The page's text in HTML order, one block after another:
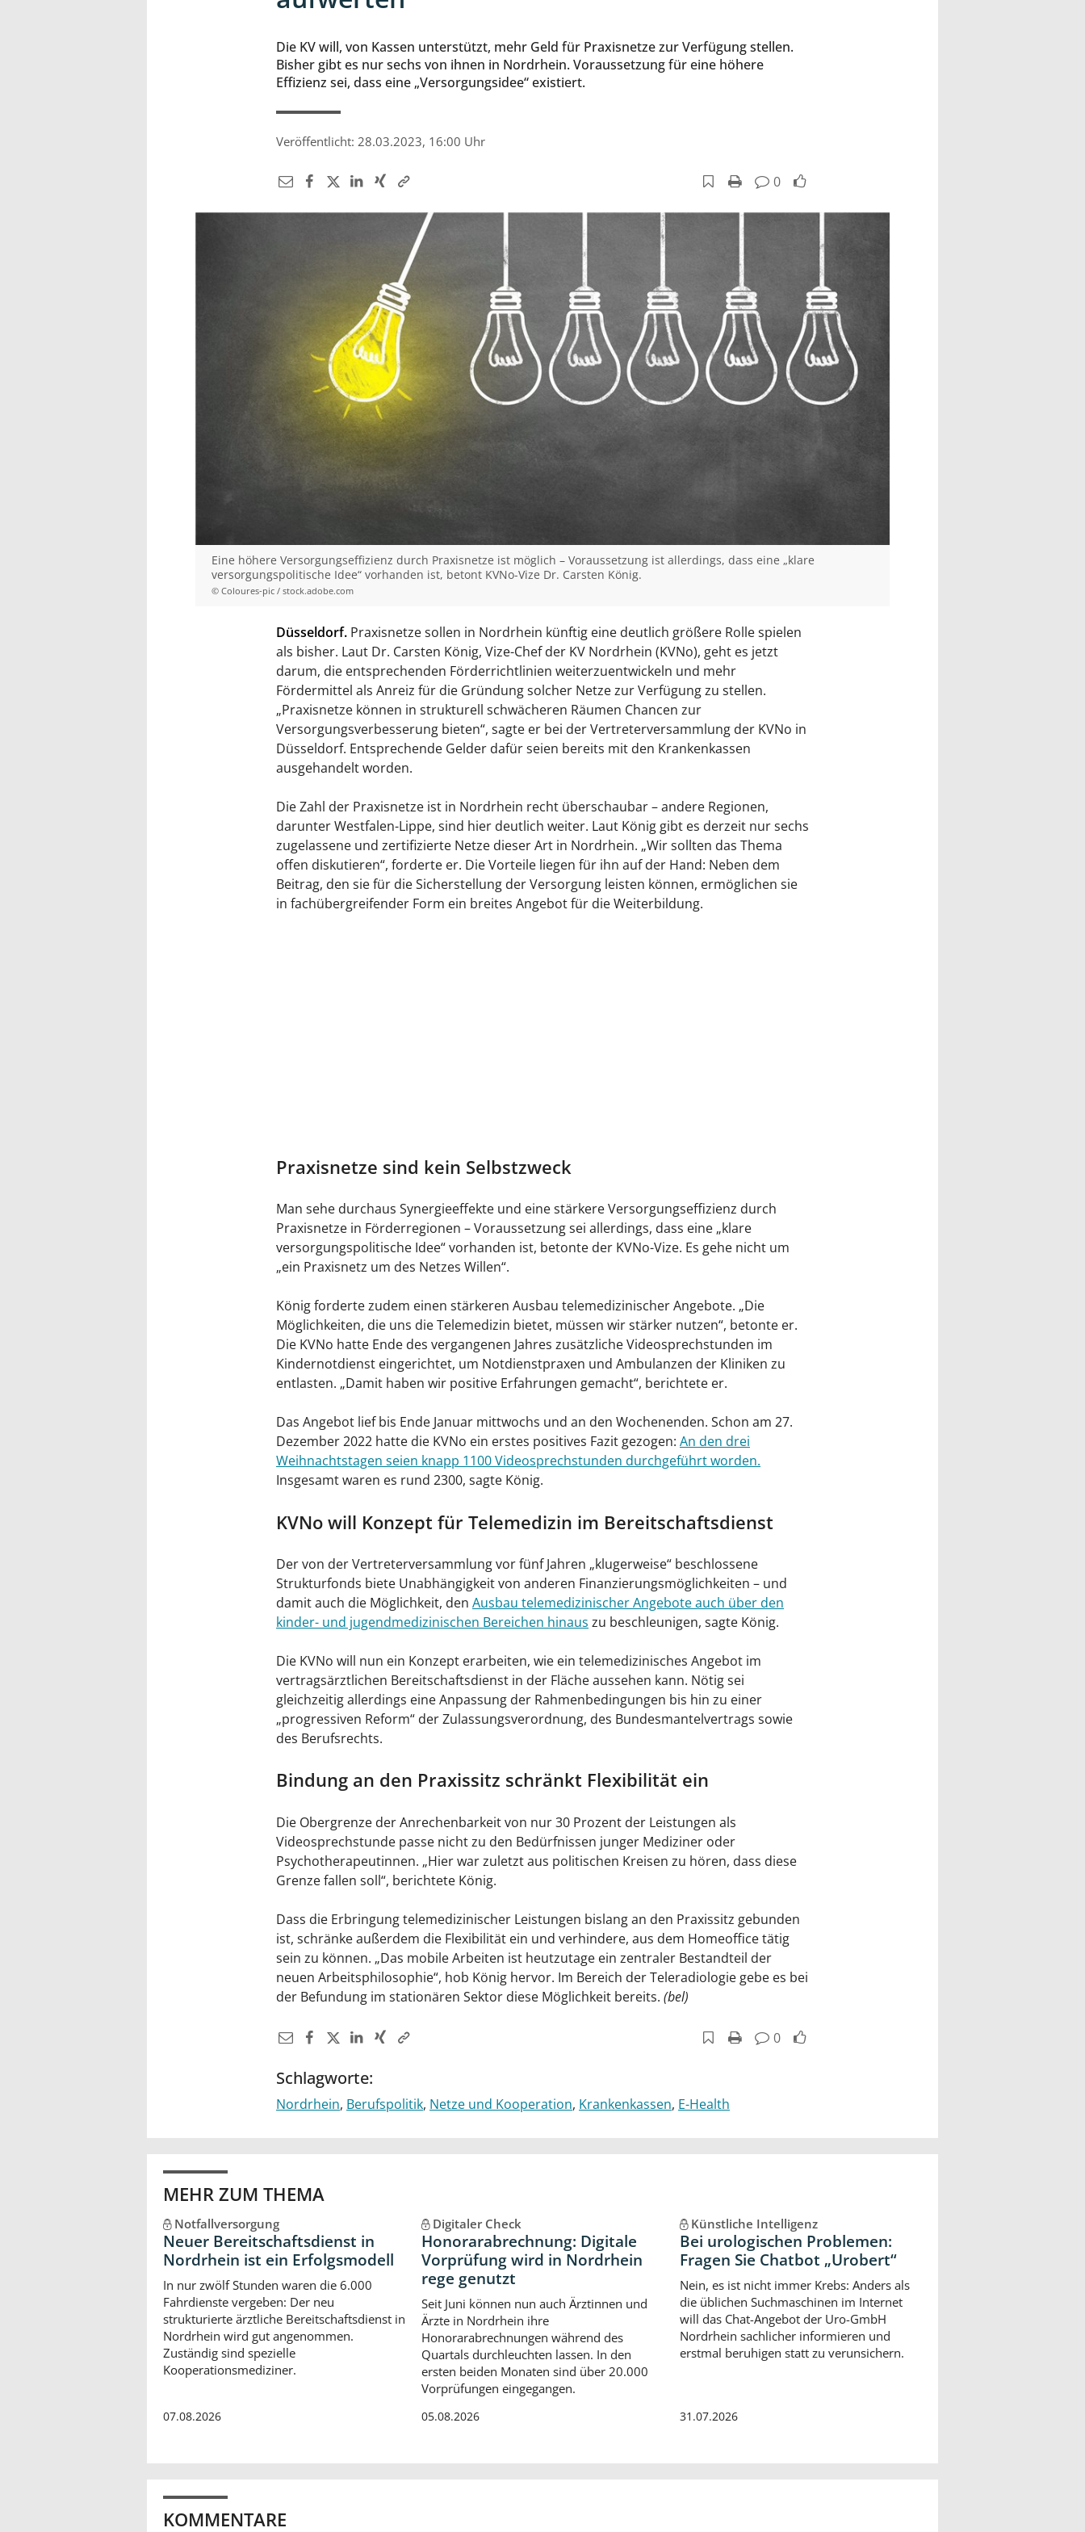
Die KV will, von Kassen unterstützt, mehr Geld für Praxisnetze zur Verfügung stellen.
Bisher gibt es nur sechs von ihnen in Nordrhein. Voraussetzung für eine höhere
Effizienz sei, dass eine „Versorgungsidee“ existiert.
Veröffentlicht: 28.03.2023, 16:00 Uhr
0
Eine höhere Versorgungseffizienz durch Praxisnetze ist möglich – Voraussetzung ist allerdings, dass eine „klare
versorgungspolitische Idee“ vorhanden ist, betont KVNo-Vize Dr. Carsten König.
© Coloures-pic / stock.adobe.com
Düsseldorf. Praxisnetze sollen in Nordrhein künftig eine deutlich größere Rolle spielen
als bisher. Laut Dr. Carsten König, Vize-Chef der KV Nordrhein (KVNo), geht es jetzt
darum, die entsprechenden Förderrichtlinien weiterzuentwickeln und mehr
Fördermittel als Anreiz für die Gründung solcher Netze zur Verfügung zu stellen.
„Praxisnetze können in strukturell schwächeren Räumen Chancen zur
Versorgungsverbesserung bieten“, sagte er bei der Vertreterversammlung der KVNo in
Düsseldorf. Entsprechende Gelder dafür seien bereits mit den Krankenkassen
ausgehandelt worden.
Die Zahl der Praxisnetze ist in Nordrhein recht überschaubar – andere Regionen,
darunter Westfalen-Lippe, sind hier deutlich weiter. Laut König gibt es derzeit nur sechs
zugelassene und zertifizierte Netze dieser Art in Nordrhein. „Wir sollten das Thema
offen diskutieren“, forderte er. Die Vorteile liegen für ihn auf der Hand: Neben dem
Beitrag, den sie für die Sicherstellung der Versorgung leisten können, ermöglichen sie
in fachübergreifender Form ein breites Angebot für die Weiterbildung.
Praxisnetze sind kein Selbstzweck
Man sehe durchaus Synergieeffekte und eine stärkere Versorgungseffizienz durch
Praxisnetze in Förderregionen – Voraussetzung sei allerdings, dass eine „klare
versorgungspolitische Idee“ vorhanden ist, betonte der KVNo-Vize. Es gehe nicht um
„ein Praxisnetz um des Netzes Willen“.
König forderte zudem einen stärkeren Ausbau telemedizinischer Angebote. „Die
Möglichkeiten, die uns die Telemedizin bietet, müssen wir stärker nutzen“, betonte er.
Die KVNo hatte Ende des vergangenen Jahres zusätzliche Videosprechstunden im
Kindernotdienst eingerichtet, um Notdienstpraxen und Ambulanzen der Kliniken zu
entlasten. „Damit haben wir positive Erfahrungen gemacht“, berichtete er.
Das Angebot lief bis Ende Januar mittwochs und an den Wochenenden. Schon am 27.
Dezember 2022 hatte die KVNo ein erstes positives Fazit gezogen: An den drei
Weihnachtstagen seien knapp 1100 Videosprechstunden durchgeführt worden.
Insgesamt waren es rund 2300, sagte König.
KVNo will Konzept für Telemedizin im Bereitschaftsdienst
Der von der Vertreterversammlung vor fünf Jahren „klugerweise“ beschlossene
Strukturfonds biete Unabhängigkeit von anderen Finanzierungsmöglichkeiten – und
damit auch die Möglichkeit, den Ausbau telemedizinischer Angebote auch über den
kinder- und jugendmedizinischen Bereichen hinaus zu beschleunigen, sagte König.
Die KVNo will nun ein Konzept erarbeiten, wie ein telemedizinisches Angebot im
vertragsärztlichen Bereitschaftsdienst in der Fläche aussehen kann. Nötig sei
gleichzeitig allerdings eine Anpassung der Rahmenbedingungen bis hin zu einer
„progressiven Reform“ der Zulassungsverordnung, des Bundesmantelvertrags sowie
des Berufsrechts.
Bindung an den Praxissitz schränkt Flexibilität ein
Die Obergrenze der Anrechenbarkeit von nur 30 Prozent der Leistungen als
Videosprechstunde passe nicht zu den Bedürfnissen junger Mediziner oder
Psychotherapeutinnen. „Hier war zuletzt aus politischen Kreisen zu hören, dass diese
Grenze fallen soll“, berichtete König.
Dass die Erbringung telemedizinischer Leistungen bislang an den Praxissitz gebunden
ist, schränke außerdem die Flexibilität ein und verhindere, aus dem Homeoffice tätig
sein zu können. „Das mobile Arbeiten ist heutzutage ein zentraler Bestandteil der
neuen Arbeitsphilosophie“, hob König hervor. Im Bereich der Teleradiologie gebe es bei
der Befundung im stationären Sektor diese Möglichkeit bereits. (bel)
0
Schlagworte:
Nordrhein Berufspolitik Netze und Kooperation Krankenkassen E-Health
MEHR ZUM THEMA
Notfallversorgung
Neuer Bereitschaftsdienst in
Nordrhein ist ein Erfolgsmodell
In nur zwölf Stunden waren die 6.000
Fahrdienste vergeben: Der neu
strukturierte ärztliche Bereitschaftsdienst in
Nordrhein wird gut angenommen.
Zuständig sind spezielle
Kooperationsmediziner.
07.08.2026
Digitaler Check
Honorarabrechnung: Digitale
Vorprüfung wird in Nordrhein
rege genutzt
Seit Juni können nun auch Ärztinnen und
Ärzte in Nordrhein ihre
Honorarabrechnungen während des
Quartals durchleuchten lassen. In den
ersten beiden Monaten sind über 20.000
Vorprüfungen eingegangen.
05.08.2026
Künstliche Intelligenz
Bei urologischen Problemen:
Fragen Sie Chatbot „Urobert“
Nein, es ist nicht immer Krebs: Anders als
die üblichen Suchmaschinen im Internet
will das Chat-Angebot der Uro-GmbH
Nordrhein sachlicher informieren und
erstmal beruhigen statt zu verunsichern.
31.07.2026
KOMMENTARE